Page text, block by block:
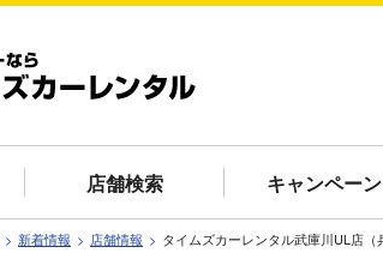
店舗検索 キャンペーン
新着情報 店舗情報 タイムズカーレンタル武庫川UL店